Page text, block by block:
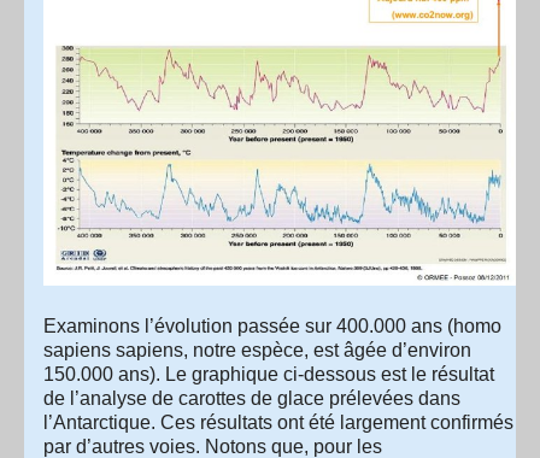
Examinons l’évolution passée sur 400.000 ans (homo
sapiens sapiens, notre espèce, est âgée d’environ
150.000 ans). Le graphique ci-dessous est le résultat
de l’analyse de carottes de glace prélevées dans
l’Antarctique. Ces résultats ont été largement confirmés
par d’autres voies. Notons que, pour les